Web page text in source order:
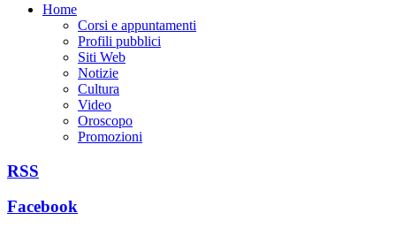
Home
Corsi e appuntamenti
Profili pubblici
Siti Web
Notizie
Cultura
Video
Oroscopo
Promozioni
RSS
Facebook